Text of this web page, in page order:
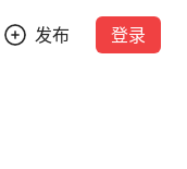
发布 登录